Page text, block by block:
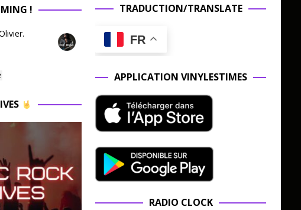
! TRADUCTION/TRANSLATE
FR
APPLICATION VINYLESTIMES
RADIO CLOCK